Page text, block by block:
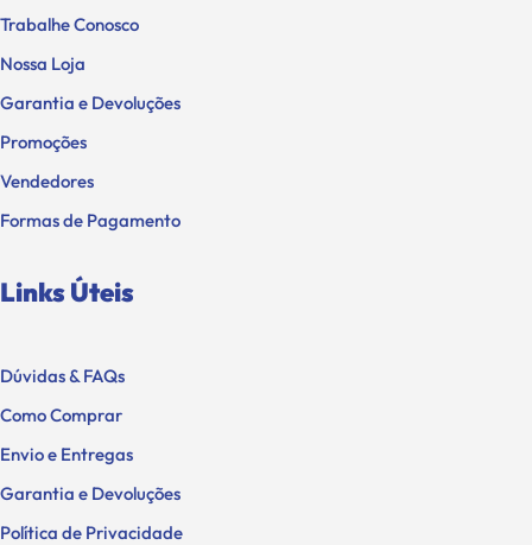
Trabalhe Conosco
Nossa Loja
Garantia e Devoluções
Promoções
Vendedores
Formas de Pagamento
Links Úteis
Dúvidas & FAQs
Como Comprar
Envio e Entregas
Garantia e Devoluções
Política de Privacidade